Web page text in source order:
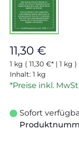
Regulärer Preis:
11,30 €
1 kg ( 11,30 €* | 1 kg )
Inhalt: 1 kg
*Preise inkl.
Sofort